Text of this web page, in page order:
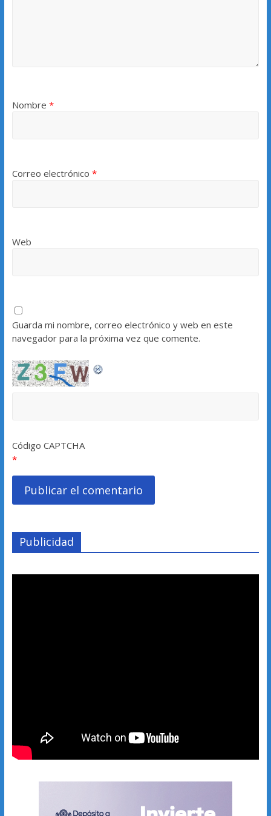
Nombre *
Correo electrónico *
Web
Guarda mi nombre, correo electrónico y web en este
navegador para la próxima vez que comente.
Código CAPTCHA
*
Publicidad